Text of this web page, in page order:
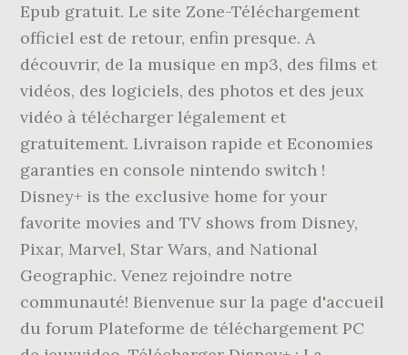
Epub gratuit. Le site Zone-Téléchargement
officiel est de retour, enfin presque. A
découvrir, de la musique en mp3, des films et
vidéos, des logiciels, des photos et des jeux
vidéo à télécharger légalement et
gratuitement. Livraison rapide et Economies
garanties en console nintendo switch !
Disney+ is the exclusive home for your
favorite movies and TV shows from Disney,
Pixar, Marvel, Star Wars, and National
Geographic. Venez rejoindre notre
communauté! Bienvenue sur la page d'accueil
du forum Plateforme de téléchargement PC